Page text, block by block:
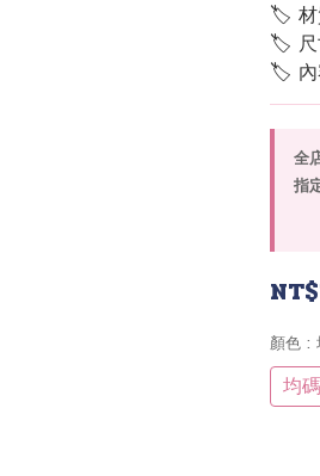
🏷 材
🏷 尺
🏷 內
全
指
顏色 :
均碼